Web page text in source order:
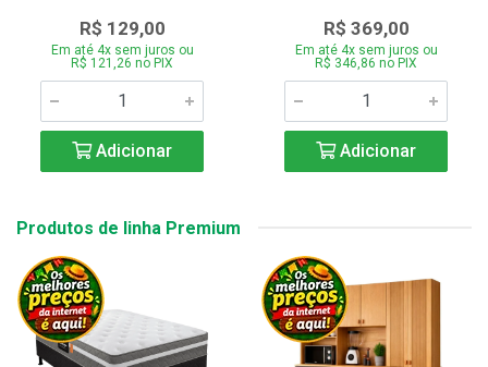
R$ 129,00
Em até 4x sem juros ou
R$ 121,26 no PIX
Adicionar
R$ 369,00
Em até 4x sem juros ou
R$ 346,86 no PIX
Adicionar
Produtos de linha Premium